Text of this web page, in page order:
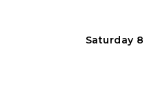
Saturday 8